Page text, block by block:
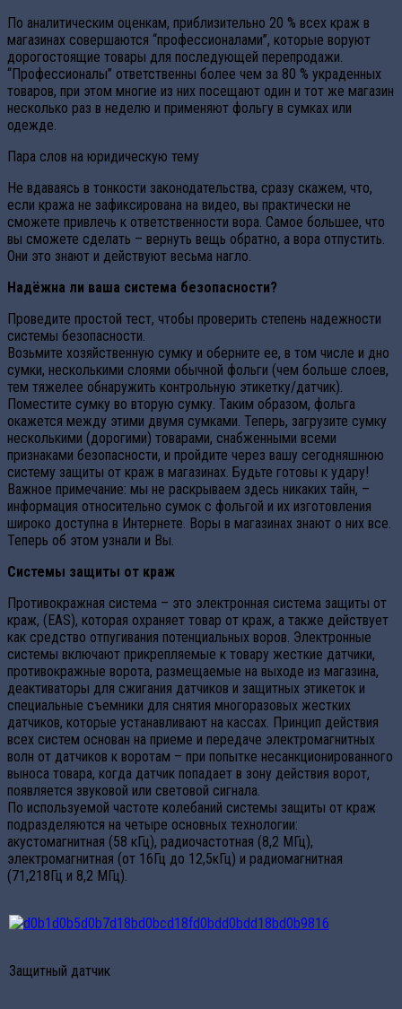
По аналитическим оценкам, приблизительно 20 % всех краж в
магазинах совершаются “профессионалами”, которые воруют
дорогостоящие товары для последующей перепродажи.
“Профессионалы” ответственны более чем за 80 % украденных
товаров, при этом многие из них посещают один и тот же магазин
несколько раз в неделю и применяют фольгу в сумках или
одежде.
Пара слов на юридическую тему
Не вдаваясь в тонкости законодательства, сразу скажем, что,
если кража не зафиксирована на видео, вы практически не
сможете привлечь к ответственности вора. Самое большее, что
вы сможете сделать – вернуть вещь обратно, а вора отпустить.
Они это знают и действуют весьма нагло.
Надёжна ли ваша система безопасности?
Проведите простой тест, чтобы проверить степень надежности
системы безопасности.
Возьмите хозяйственную сумку и оберните ее, в том числе и дно
сумки, несколькими слоями обычной фольги (чем больше слоев,
тем тяжелее обнаружить контрольную этикетку/датчик).
Поместите сумку во вторую сумку. Таким образом, фольга
окажется между этими двумя сумками. Теперь, загрузите сумку
несколькими (дорогими) товарами, снабженными всеми
признаками безопасности, и пройдите через вашу сегодняшнюю
систему защиты от краж в магазинах. Будьте готовы к удару!
Важное примечание: мы не раскрываем здесь никаких тайн, –
информация относительно сумок с фольгой и их изготовления
широко доступна в Интернете. Воры в магазинах знают о них все.
Теперь об этом узнали и Вы.
Системы защиты от краж
Противокражная система – это электронная система защиты от
краж, (EAS), которая охраняет товар от краж, а также действует
как средство отпугивания потенциальных воров. Электронные
системы включают прикрепляемые к товару жесткие датчики,
противокражные ворота, размещаемые на выходе из магазина,
деактиваторы для сжигания датчиков и защитных этикеток и
специальные съемники для снятия многоразовых жестких
датчиков, которые устанавливают на кассах. Принцип действия
всех систем основан на приеме и передаче электромагнитных
волн от датчиков к воротам – при попытке несанкционированного
выноса товара, когда датчик попадает в зону действия ворот,
появляется звуковой или световой сигнала.
По используемой частоте колебаний системы защиты от краж
подразделяются на четыре основных технологии:
акустомагнитная (58 кГц), радиочастотная (8,2 МГц),
электромагнитная (от 16Гц до 12,5кГц) и радиомагнитная
(71,218Гц и 8,2 МГц).
Защитный датчик